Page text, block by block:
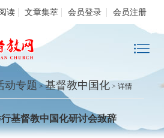
读 文章集萃 会员登录 会员注册
动专题 >基督教中国化 > 详情
基督教中国化研讨会致辞